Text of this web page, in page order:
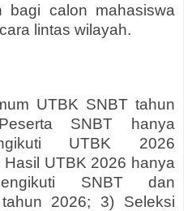
bagi calon mahasiswa
lintas wilayah.
UTBK SNBT tahun
SNBT hanya
UTBK 2026
UTBK 2026 hanya
SNBT dan
2026; 3) Seleksi